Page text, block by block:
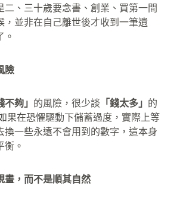
二、三十歲要念書、創業、買第一間
，並非在自己離世後才收到一筆遺
。
險
不夠」 的風險，很少談 「錢太多」
的
果在恐懼驅動下儲蓄過度，實際上等
換一些永遠不會用到的數字，這本身
衡。
畫，而不是順其自然